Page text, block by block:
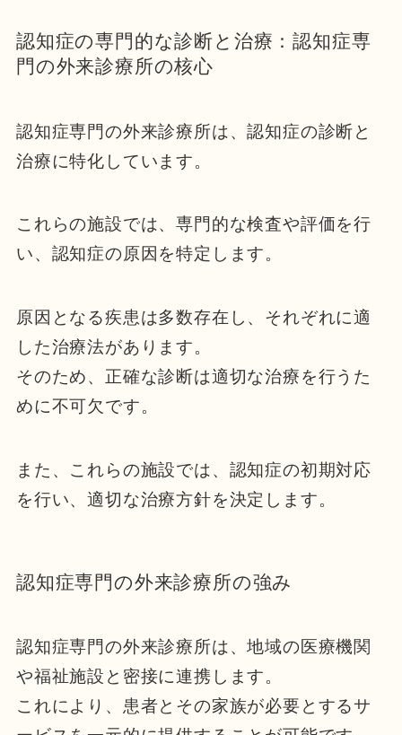
認知症の専門的な診断と治療：認知症専
門の外来診療所の核心
認知症専門の外来診療所は、認知症の診断と
治療に特化しています。
これらの施設では、専門的な検査や評価を行
い、認知症の原因を特定します。
原因となる疾患は多数存在し、それぞれに適
した治療法があります。
そのため、正確な診断は適切な治療を行うた
めに不可欠です。
また、これらの施設では、認知症の初期対応
を行い、適切な治療方針を決定します。
認知症専門の外来診療所の強み
認知症専門の外来診療所は、地域の医療機関
や福祉施設と密接に連携します。
これにより、患者とその家族が必要とするサ